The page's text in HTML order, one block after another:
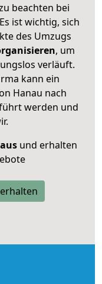
beachten bei
ist wichtig, sich
des Umzugs
, um
verläuft.
kann ein
Hanau nach
werden und
und erhalten